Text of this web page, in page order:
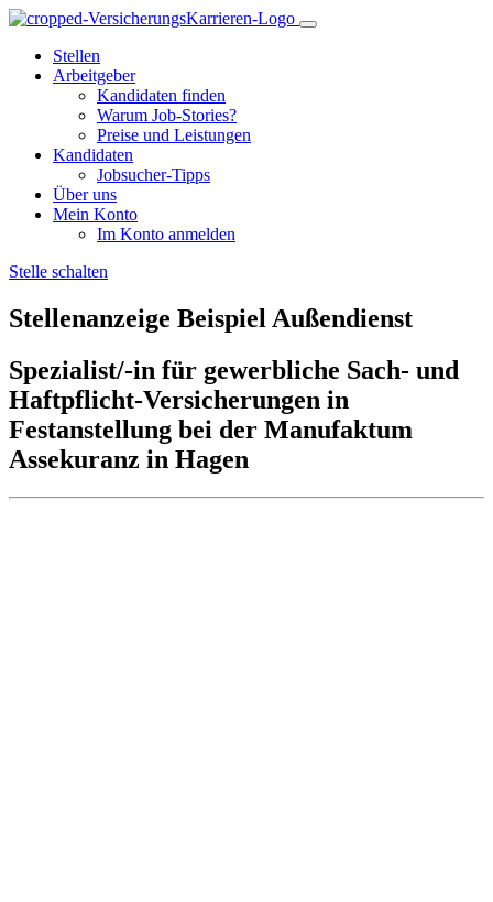
Stellen
Arbeitgeber
Kandidaten finden
Warum Job-Stories?
Preise und Leistungen
Kandidaten
Jobsucher-Tipps
Über uns
Mein Konto
Im Konto anmelden
Stelle schalten
Stellenanzeige Beispiel Außendienst
Spezialist/-in für gewerbliche Sach- und
Haftpflicht-Versicherungen in
Festanstellung bei der Manufaktum
Assekuranz in Hagen